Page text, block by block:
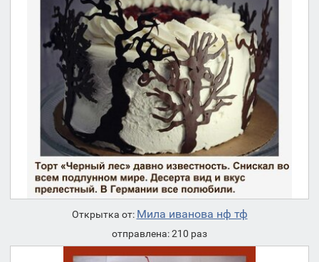
Открытка от: Мила иванова нф тф
отправлена: 210 раз